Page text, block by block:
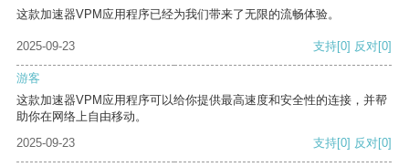
这款加速器VPM应用程序已经为我们带来了无限的流畅体验。
2025-09-23 支持[0] 反对[0]
游客
这款加速器VPM应用程序可以给你提供最高速度和安全性的连接，并帮
助你在网络上自由移动。
2025-09-23
支持[0] 反对[0]